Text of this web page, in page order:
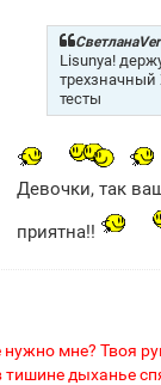
Lisunya!
тесты
Девочки, так
приятна!!
мне? Твоя
тишине дыханье